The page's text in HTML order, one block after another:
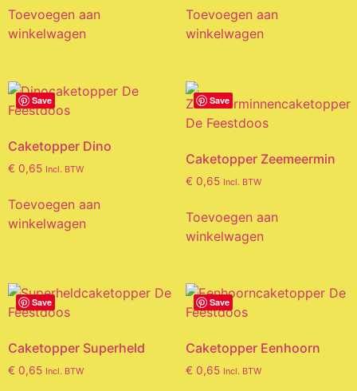
Toevoegen aan
winkelwagen
Toevoegen aan
winkelwagen
Save
Caketopper Dino
€ 0,65 Incl. BTW
Toevoegen aan
winkelwagen
Save
Caketopper Zeemeermin
€ 0,65 Incl. BTW
Toevoegen aan
winkelwagen
Save
Caketopper Superheld
€ 0,65 Incl. BTW
Save
Caketopper Eenhoorn
€ 0,65 Incl. BTW